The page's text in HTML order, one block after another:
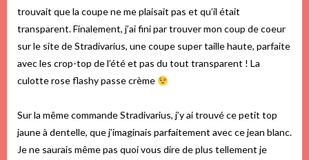
trouvait que la coupe ne me plaisait pas et qu’il était
transparent. Finalement, j’ai fini par trouver mon coup de coeur
sur le site de Stradivarius, une coupe super taille haute, parfaite
avec les crop-top de l’été et pas du tout transparent ! La
culotte rose flashy passe crème
Sur la même commande Stradivarius, j’y ai trouvé ce petit top
jaune à dentelle, que j’imaginais parfaitement avec ce jean blanc.
Je ne saurais même pas quoi vous dire de plus tellement je